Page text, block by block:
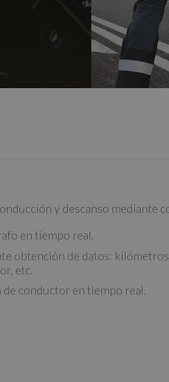
y descanso mediante
en tiempo real.
obtención de datos:
etc.
conductor en tiempo real.